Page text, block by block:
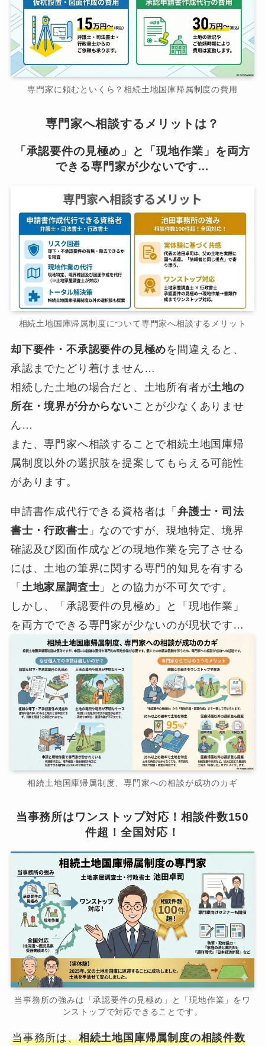
専門家に頼むといくら？相続土地国庫帰属制度の費用
専門家へ相談するメリットは？
「承認要件の見極め」と「現地作業」を両方
できる専門家が少ないです…
相続土地国庫帰属制度について専門家へ相談するメリット
却下要件・不承認要件の見極めを間違えると、
承認までたどり着けません…
相続した土地の場合だと、土地所有者が土地の
所在・境界が分からないことが少なくありませ
ん…
また、専門家へ相談することで相続土地国庫帰
属制度以外の選択肢を提案してもらえる可能性
があります。
申請書作成代行できる資格者は「弁護士・司法
書士・行政書士 」なのですが、現地特定、境界
確認及び図面作成などの現地作業を完了させる
には、土地の筆界に関する専門的知見を有する
「 土地家屋調査士 」との協力が不可欠です。
しかし、「承認要件の見極め」と「現地作業」
を両方でできる専門家が少ないのが現状です…
相続土地国庫帰属制度、専門家への相談が成功のカギ
当事務所はワンストップ対応！相談件数150
件超！全国対応！
当事務所の強みは「承認要件の見極め」と「現地作業」をワ
ンストップで対応できることです。
当事務所は、相続土地国庫帰属制度の相談件数